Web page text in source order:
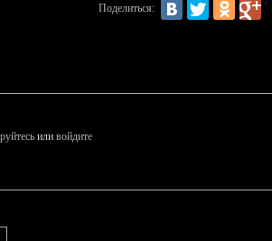
Поделиться:
или войдите